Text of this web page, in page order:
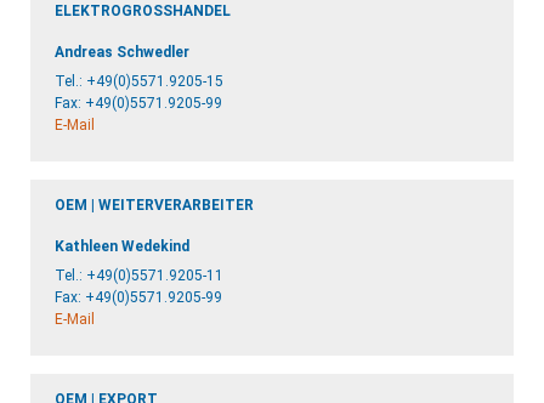
ELEKTROGROSSHANDEL
Andreas Schwedler
Tel.: +49(0)5571.9205-15
Fax: +49(0)5571.9205-99
E-Mail
OEM | WEITERVERARBEITER
Kathleen Wedekind
Tel.: +49(0)5571.9205-11
Fax: +49(0)5571.9205-99
E-Mail
OEM | EXPORT